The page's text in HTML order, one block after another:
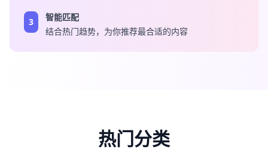
3
智能匹配
结合热门趋势，为你推荐最合适的内容
热门分类